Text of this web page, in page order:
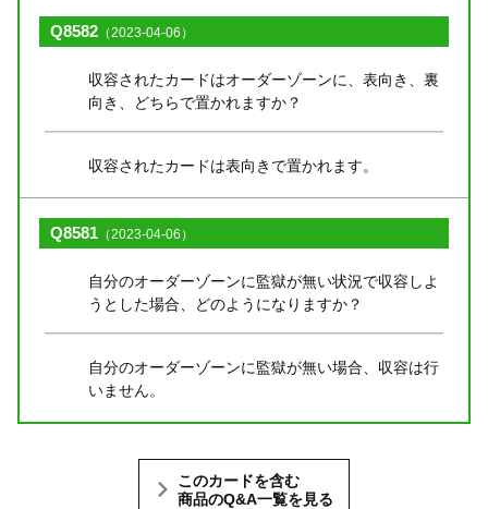
Q8582 （2023-04-06）
収容されたカードはオーダーゾーンに、表向き、裏
向き、どちらで置かれますか？
収容されたカードは表向きで置かれます。
Q8581 （2023-04-06）
自分のオーダーゾーンに監獄が無い状況で収容しよ
うとした場合、どのようになりますか？
自分のオーダーゾーンに監獄が無い場合、収容は行
いません。
このカードを含む
商品のQ&A一覧を見る